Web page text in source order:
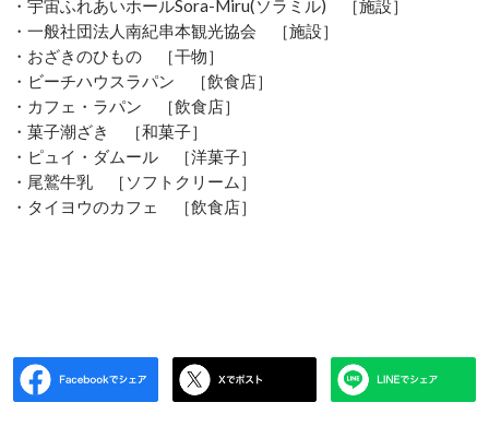
・宇宙ふれあいホールSora-Miru(ソラミル) ［施設］
・一般社団法人南紀串本観光協会 ［施設］
・おざきのひもの ［干物］
・ビーチハウスラパン ［飲食店］
・カフェ・ラパン ［飲食店］
・菓子潮ざき ［和菓子］
・ピュイ・ダムール ［洋菓子］
・尾鷲牛乳 ［ソフトクリーム］
・タイヨウのカフェ ［飲食店］